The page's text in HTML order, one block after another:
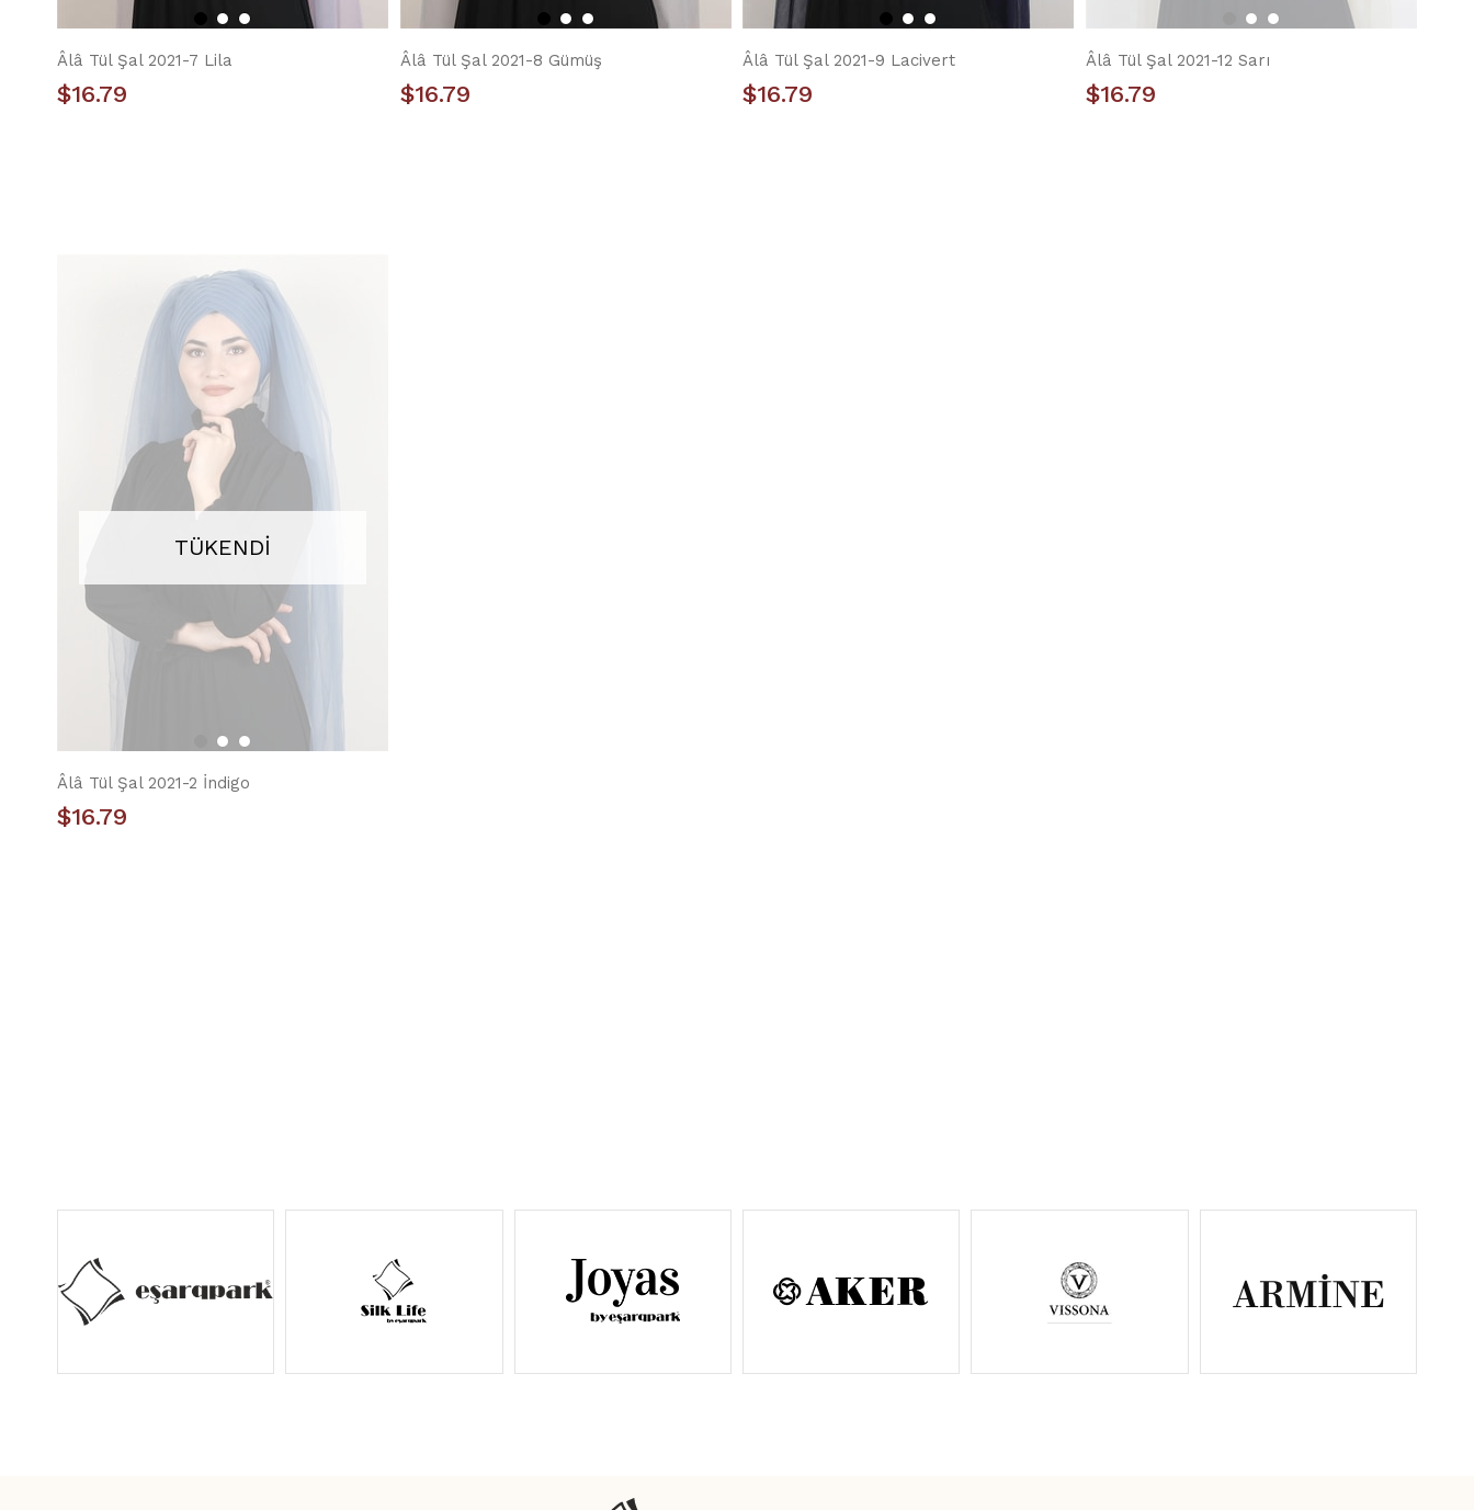
Âlâ Tül Şal 2021-7 Lila
$16.79
Âlâ Tül Şal 2021-8 Gümüş
$16.79
Âlâ Tül Şal 2021-9 Lacivert
$16.79
Âlâ Tül Şal 2021-12 Sarı
$16.79
TÜKENDI
Âlâ Tül Şal 2021-2 İndigo
$16.79